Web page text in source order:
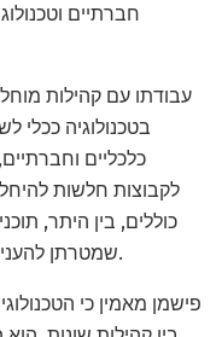
חברתיים
עבודתו עם קהילות
בטכנולוגיה ככלי
כלכליים
לקבוצות חלשות
כוללים, בין היתר,
שמטרתן להעניק להם כלים ומיומנויות לעתיד טוב יותר.
פישמן מאמין כי